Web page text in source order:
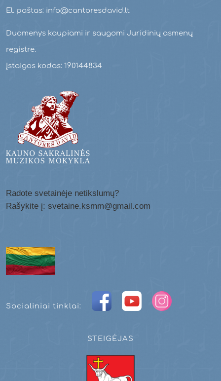
El. paštas: info@cantoresdavid.lt
Duomenys kaupiami ir saugomi Juridinių asmenų
registre.
Įstaigos kodas: 190144834
Radote svetainėje netikslumų?
Rašykite į: svetaine.ksmm@gmail.com
Socialiniai tinklai:
STEIGĖJAS